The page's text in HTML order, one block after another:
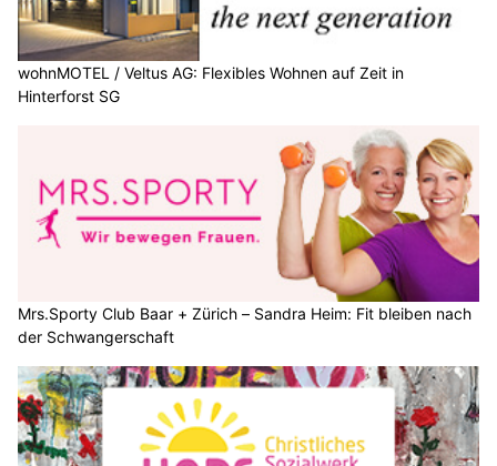
wohnMOTEL / Veltus AG: Flexibles Wohnen auf Zeit in
Hinterforst SG
Mrs.Sporty Club Baar + Zürich – Sandra Heim: Fit bleiben nach
der Schwangerschaft